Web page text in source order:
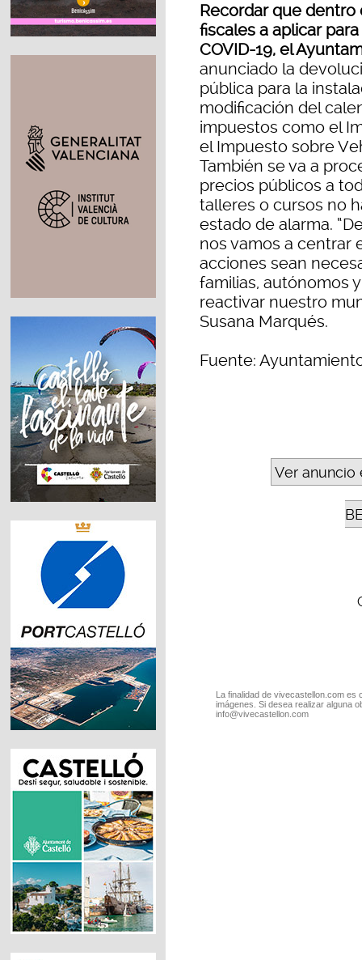
Recordar que dentro
fiscales a aplicar
COVID-19, el
anunciado la
pública para la
modificación del
impuestos como el
el Impuesto sobre
También se va a
precios públicos a
talleres o cursos no
estado de alarma.
nos vamos a centrar
acciones sean
familias, autónomos
reactivar nuestro
Susana Marqués.
Fuente:
Ver anuncio
La finalidad de vivecastellon.com
imágenes. Si desea realizar alguna
info@vivecastellon.com